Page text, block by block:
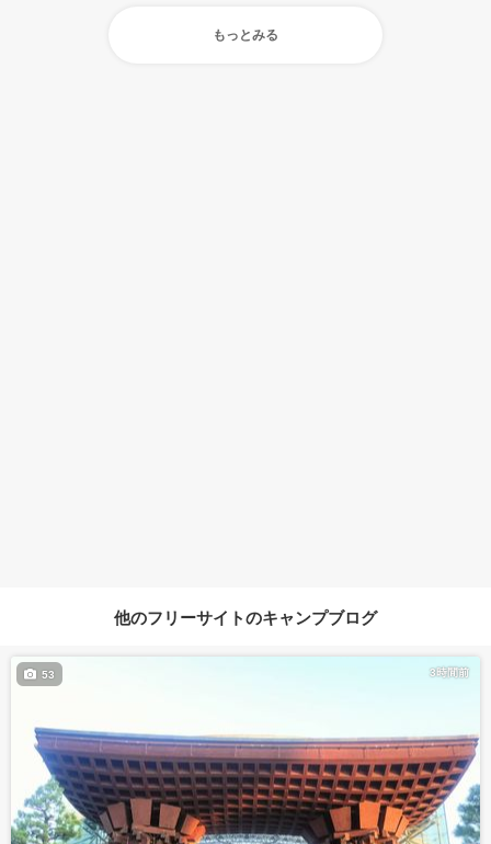
もっとみる
他のフリーサイトのキャンプブログ
3時間前
53